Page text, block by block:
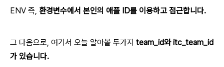
ENV 즉, 환경변수에서 본인의 애플 ID를 이용하고 접근합니다.
그 다음으로, 여기서 오늘 알아볼 두가지 team_id와 itc_team_id
가 있습니다.